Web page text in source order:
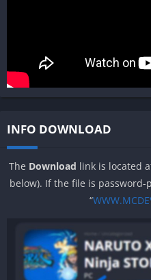
INFO DOWNLOAD
The Download link is located
below). If the file is
“